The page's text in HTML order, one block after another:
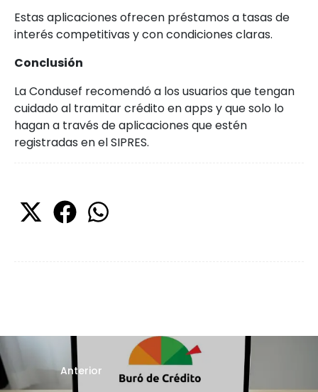
Estas aplicaciones ofrecen préstamos a tasas de
interés competitivas y con condiciones claras.
Conclusión
La Condusef recomendó a los usuarios que tengan
cuidado al tramitar crédito en apps y que solo lo
hagan a través de aplicaciones que estén
registradas en el SIPRES.
Anterior